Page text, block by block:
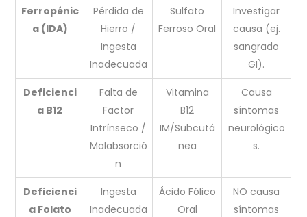
Ferropénic
a (IDA)
Pérdida de
Hierro /
Ingesta
Inadecuada
Sulfato
Ferroso Oral
Investigar
causa (ej.
sangrado
GI).
Deficienci
a B12
Falta de
Factor
Intrínseco /
Malabsorció
n
Vitamina
B12
IM/Subcutá
nea
Causa
síntomas
neurológico
s.
Deficienci
a Folato
Ingesta
Inadecuada
Ácido Fólico
Oral
NO causa
síntomas